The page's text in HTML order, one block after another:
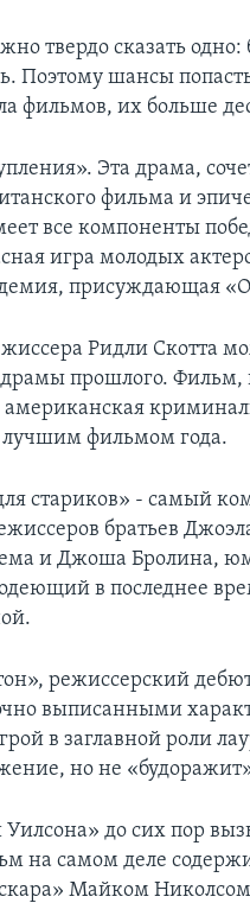
твердо сказать
Поэтому шансы
фильмов, их больше
Эта драма,
фильма и
все компоненты
игра молодых
присуждающая
Ридли Скотта
драмы прошлого.
американская
лучшим фильмом года.
стариков» - самый
братьев
и Джоша Бролина,
в последнее
режиссерский
выписанными
в заглавной роли
но не
до сих пор
на самом деле
Майком